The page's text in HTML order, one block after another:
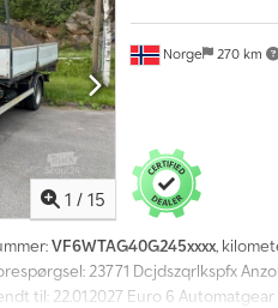
1 / 15
Norge 270 km
VF6WTAG40G245xxxx,
23771 Dcjdszqrlkspfx
til: 22.01.2027 Euro 6